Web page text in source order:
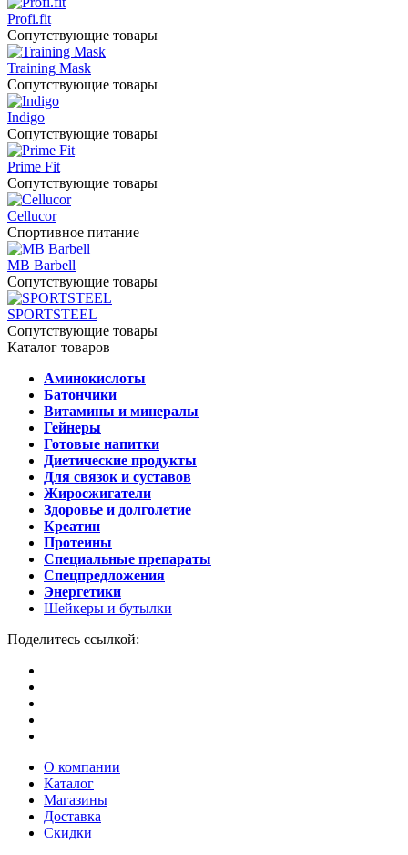
Profi.fit
Сопутствующие товары
Training Mask
Сопутствующие товары
Indigo
Сопутствующие товары
Prime Fit
Сопутствующие товары
Cellucor
Спортивное питание
MB Barbell
Сопутствующие товары
SPORTSTEEL
Сопутствующие товары
Каталог товаров
Аминокислоты
Батончики
Витамины и минералы
Гейнеры
Готовые напитки
Диетические продукты
Для связок и суставов
Жиросжигатели
Здоровье и долголетие
Креатин
Протеины
Специальные препараты
Спецпредложения
Энергетики
Шейкеры и бутылки
Поделитесь ссылкой:
О компании
Каталог
Магазины
Доставка
Скидки